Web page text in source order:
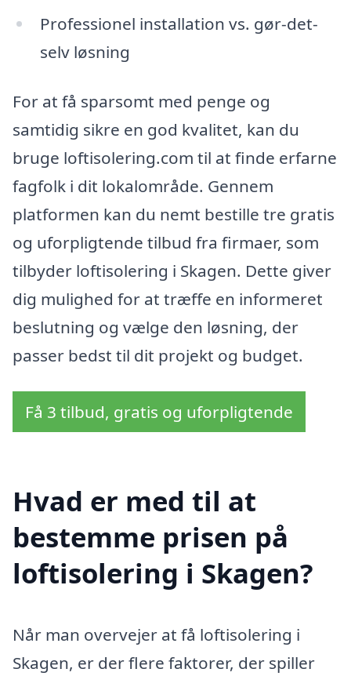
Professionel installation vs. gør-det-
selv løsning
For at få sparsomt med penge og
samtidig sikre en god kvalitet, kan du
bruge loftisolering.com til at finde erfarne
fagfolk i dit lokalområde. Gennem
platformen kan du nemt bestille tre gratis
og uforpligtende tilbud fra firmaer, som
tilbyder loftisolering i Skagen. Dette giver
dig mulighed for at træffe en informeret
beslutning og vælge den løsning, der
passer bedst til dit projekt og budget.
Få 3 tilbud, gratis og uforpligtende
Hvad er med til at
bestemme prisen på
loftisolering i Skagen?
Når man overvejer at få loftisolering i
Skagen, er der flere faktorer, der spiller